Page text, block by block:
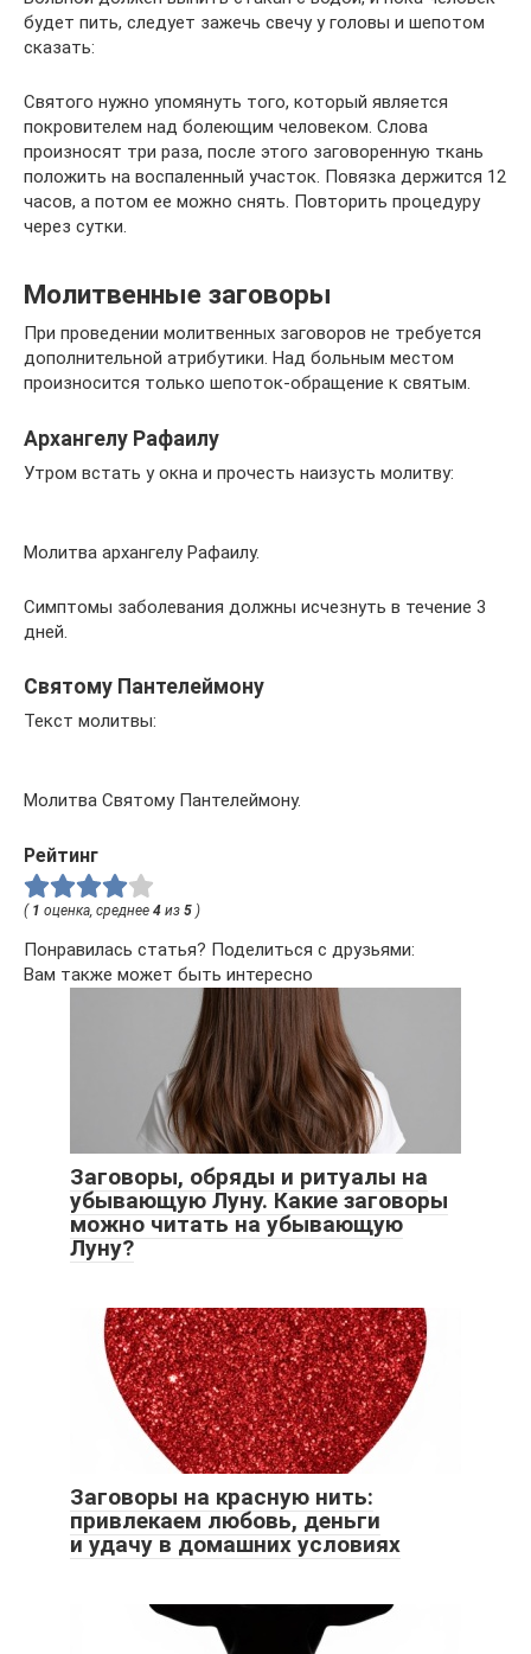
будет пить, следует зажечь свечу у головы и шепотом
сказать:
Святого нужно упомянуть того, который является
покровителем над болеющим человеком. Слова
произносят три раза, после этого заговоренную ткань
положить на воспаленный участок. Повязка держится 12
часов, а потом ее можно снять. Повторить процедуру
через сутки.
Молитвенные заговоры
При проведении молитвенных заговоров не требуется
дополнительной атрибутики. Над больным местом
произносится только шепоток-обращение к святым.
Архангелу Рафаилу
Утром встать у окна и прочесть наизусть молитву:
Молитва архангелу Рафаилу.
Симптомы заболевания должны исчезнуть в течение 3
дней.
Святому Пантелеймону
Текст молитвы:
Молитва Святому Пантелеймону.
Рейтинг
( 1 оценка, среднее 4 из 5 )
Понравилась статья? Поделиться с друзьями:
Вам также может быть интересно
Заговоры, обряды и ритуалы на
убывающую Луну. Какие заговоры
можно читать на убывающую
Луну?
Заговоры на красную нить:
привлекаем любовь, деньги
и удачу в домашних условиях